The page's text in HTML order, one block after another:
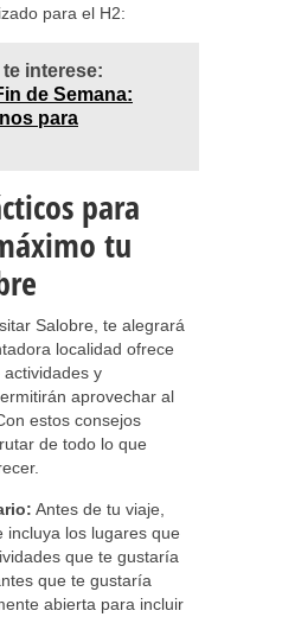
para el H2:
interese:
de Semana:
para
para
tu
Salobre, te alegrará
localidad ofrece
y
aprovechar al
estos consejos
de todo lo que
Antes de tu viaje,
incluya los lugares que
que te gustaría
que te gustaría
abierta para incluir